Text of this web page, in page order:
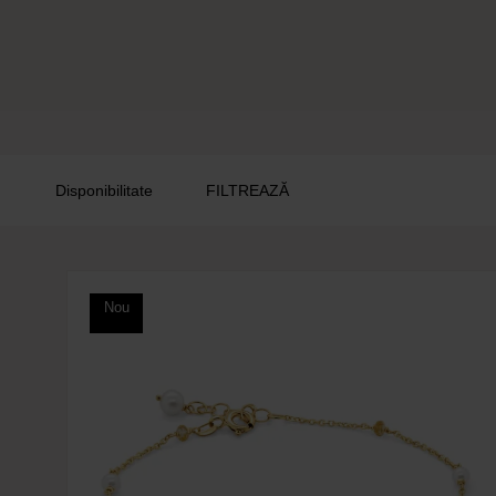
Disponibilitate FILTREAZĂ
Nou